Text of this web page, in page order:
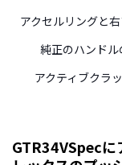
アクセルリングと
純正のハンドル
アクティブクラ
GTR34VSpecに